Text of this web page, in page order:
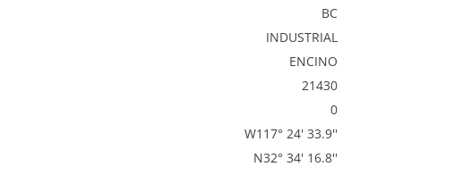
BC
INDUSTRIAL
ENCINO
21430
0
W117° 24' 33.9''
N32° 34' 16.8''